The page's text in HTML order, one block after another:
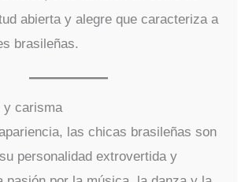
abierta y alegre que caracteriza a
brasileñas.
y carisma
las chicas brasileñas son
personalidad extrovertida y